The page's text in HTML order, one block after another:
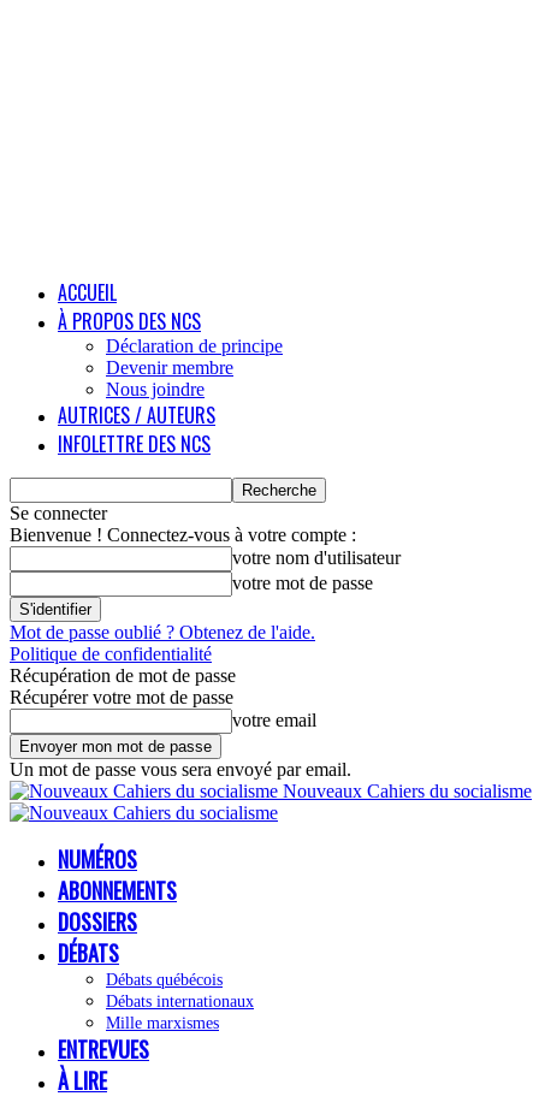
ACCUEIL
À PROPOS DES NCS
Déclaration de principe
Devenir membre
Nous joindre
AUTRICES / AUTEURS
INFOLETTRE DES NCS
Se connecter
Bienvenue ! Connectez-vous à votre compte :
votre nom d'utilisateur
votre mot de passe
Mot de passe oublié ? Obtenez de l'aide.
Politique de confidentialité
Récupération de mot de passe
Récupérer votre mot de passe
votre email
Un mot de passe vous sera envoyé par email.
Nouveaux Cahiers du socialisme
NUMÉROS
ABONNEMENTS
DOSSIERS
DÉBATS
Débats québécois
Débats internationaux
Mille marxismes
ENTREVUES
À LIRE